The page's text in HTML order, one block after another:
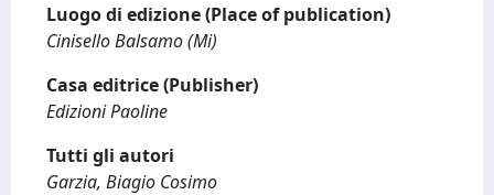
Luogo di edizione (Place of publication)
Cinisello Balsamo (Mi)
Casa editrice (Publisher)
Edizioni Paoline
Tutti gli autori
Garzia, Biagio Cosimo